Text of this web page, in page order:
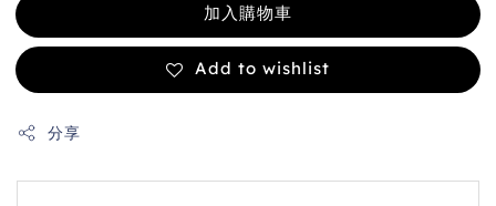
加入購物車
Add to wishlist
分享